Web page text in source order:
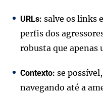
URLs: salve os links
perfis dos
robusta que apenas
Contexto: se
navegando até a